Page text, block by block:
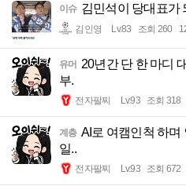
이슈 김민석이 당대표가
김인영 Lv.83 조회 260
유머 20년간 단 한 마디
부.
전자팔찌 Lv.93 조회 318
계층 AI로 여캠인척 하며
일..
전자팔찌 Lv.93 조회 672